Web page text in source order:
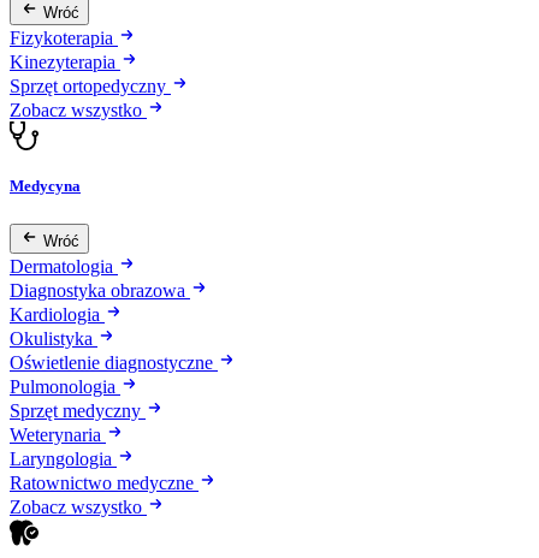
Wróć
Fizykoterapia
Kinezyterapia
Sprzęt ortopedyczny
Zobacz wszystko
Medycyna
Wróć
Dermatologia
Diagnostyka obrazowa
Kardiologia
Okulistyka
Oświetlenie diagnostyczne
Pulmonologia
Sprzęt medyczny
Weterynaria
Laryngologia
Ratownictwo medyczne
Zobacz wszystko